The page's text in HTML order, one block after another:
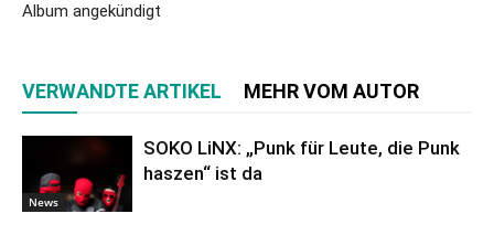
Album angekündigt
VERWANDTE ARTIKEL MEHR VOM AUTOR
News
SOKO LiNX: „Punk für Leute, die Punk
haszen“ ist da